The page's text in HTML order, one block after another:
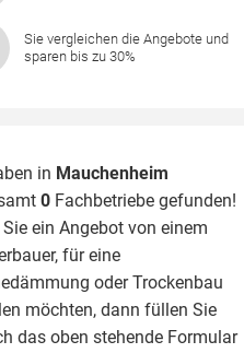
Sie vergleichen die Angebote und
sparen bis zu 30%
in Mauchenheim
0 Fachbetriebe gefunden!
ein Angebot von einem
für eine
oder Trockenbau
möchten, dann füllen Sie
das oben stehende Formular